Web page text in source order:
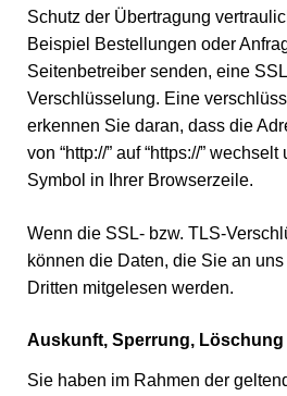
Schutz der Übertragung
Beispiel Bestellungen oder
Seitenbetreiber senden, eine
Verschlüsselung. Eine
erkennen Sie daran, dass die
von “http://” auf “https://”
Symbol in Ihrer Browserzeile.
Wenn die SSL- bzw. TLS-
können die Daten, die Sie an
Dritten mitgelesen werden.
Auskunft, Sperrung,
Sie haben im Rahmen der